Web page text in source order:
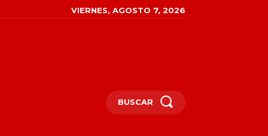
VIERNES, AGOSTO 7, 2026
BUSCAR